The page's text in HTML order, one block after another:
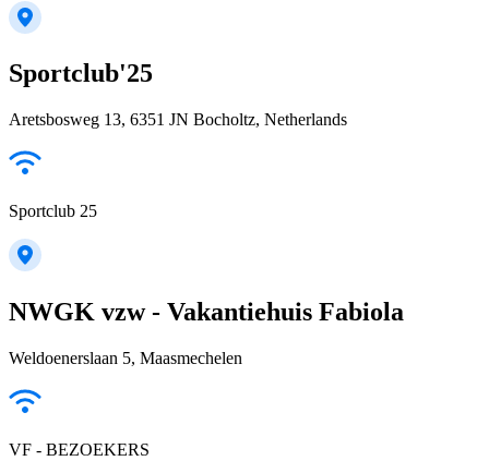
Sportclub'25
Aretsbosweg 13, 6351 JN Bocholtz, Netherlands
Sportclub 25
NWGK vzw - Vakantiehuis Fabiola
Weldoenerslaan 5, Maasmechelen
VF - BEZOEKERS